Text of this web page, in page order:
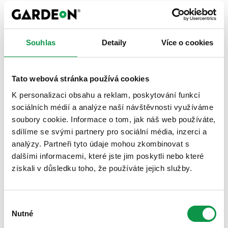
Souhlas Detaily Více o cookies
Tato webová stránka používá cookies
K personalizaci obsahu a reklam, poskytování funkcí
sociálních médií a analýze naší návštěvnosti využíváme
soubory cookie. Informace o tom, jak náš web používáte,
sdílíme se svými partnery pro sociální média, inzerci a
analýzy. Partneři tyto údaje mohou zkombinovat s
dalšími informacemi, které jste jim poskytli nebo které
získali v důsledku toho, že používáte jejich služby.
souhlasu
Nutné
nižší tepelné ztráty
příjemnější klima uvnitř budovy
✓ Vyšší požární odolnost
vyšší bezpečnost stavby
splnění náročnějších požadavků na moderní objekty
✓ Možnost minimálního sklonu střechy
vhodné i pro moderní haly a přístřešky
více možností při návrhu stavby
kvalitnější spoje